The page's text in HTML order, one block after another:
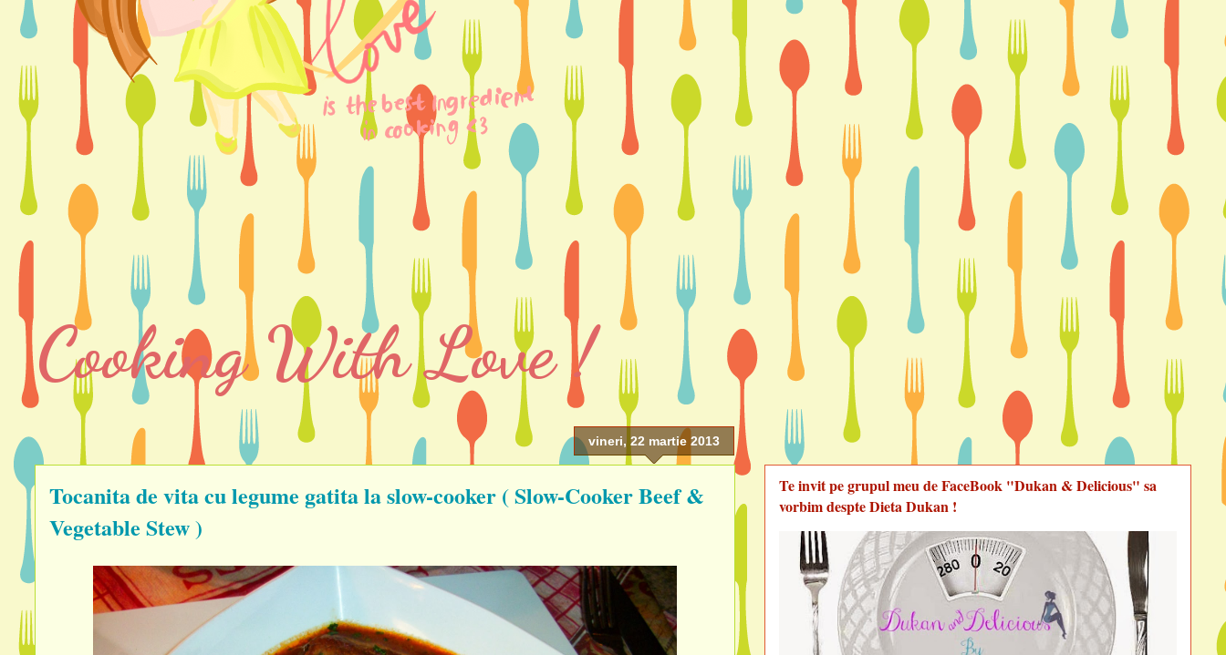
Cooking With Love !
vineri, 22 martie 2013
Tocanita de vita cu legume gatita la slow-cooker ( Slow-Cooker Beef &
Vegetable Stew )
Te invit pe grupul meu de FaceBook "Dukan & Delicious" sa
vorbim despte Dieta Dukan !